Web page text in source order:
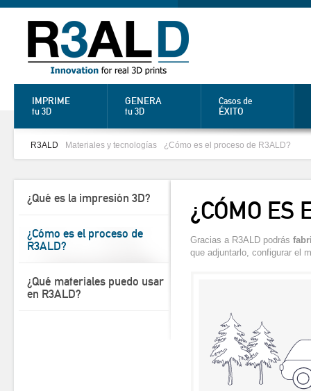
IMPRIME
tu 3D
GENERA
tu 3D
Casos de
ÉXITO
R3ALD Materiales y tecnologías ¿Cómo es el proceso de R3ALD?
¿Qué es la impresión 3D?
¿Cómo es el proceso de
R3ALD?
¿Qué materiales puedo usar
en R3ALD?
¿CÓMO ES
Gracias a R3ALD podrás
que adjuntarlo, configurar el